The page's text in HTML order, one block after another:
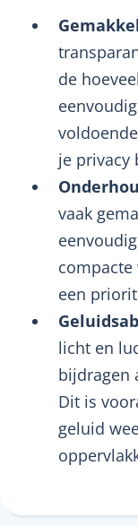
de
je privacy
vaak
een
licht en
bijdragen
Dit is
geluid